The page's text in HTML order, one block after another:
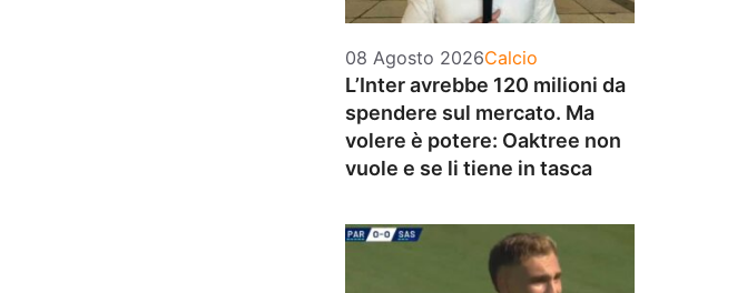
08 Agosto 2026Categorie
Calcio
L’Inter avrebbe 120 milioni da
spendere sul mercato. Ma
volere è potere: Oaktree non
vuole e se li tiene in tasca